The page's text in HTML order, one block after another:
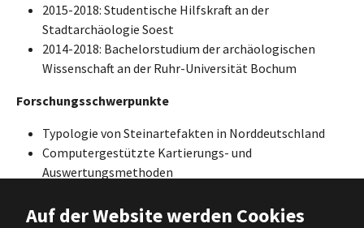
Auf der Website werden Cookies
2015-2018: Studentische Hilfskraft an der
Stadtarchäologie Soest
2014-2018: Bachelorstudium der archäologischen
Wissenschaft an der Ruhr-Universität Bochum
Forschungsschwerpunkte
Typologie von Steinartefakten in Norddeutschland
Computergestützte Kartierungs- und
Auswertungsmethoden
Aktuelle Forschung